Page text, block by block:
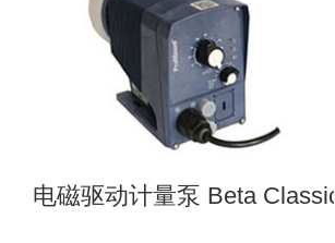
电磁驱动计量泵 Beta Classic